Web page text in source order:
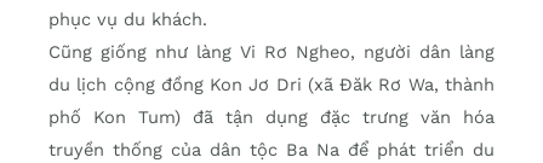
phục vụ du khách.
Cũng giống như làng Vi Rơ Ngheo, người dân làng
du lịch cộng đồng Kon Jơ Dri (xã Đăk Rơ Wa, thành
phố Kon Tum) đã tận dụng đặc trưng văn hóa
truyền thống của dân tộc Ba Na để phát triển du